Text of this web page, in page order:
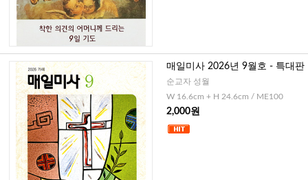
매일미사 2026년 9월호 - 특대판
순교자 성월
W 16.6cm + H 24.6cm / ME100
2,000원